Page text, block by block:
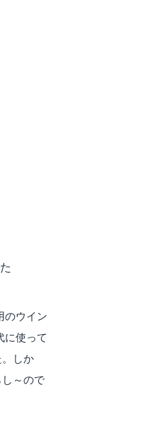
のウイン
に使って
しか
～ので